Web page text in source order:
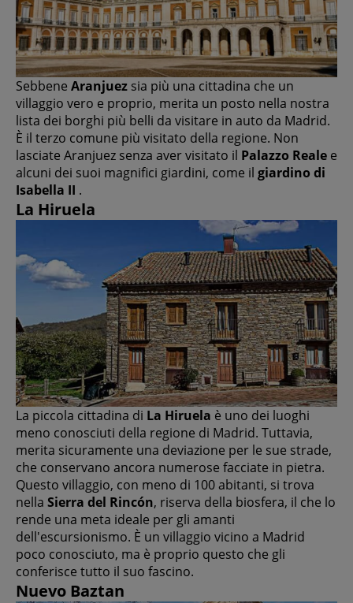
Sebbene Aranjuez sia più una cittadina che un
villaggio vero e proprio, merita un posto nella nostra
lista dei borghi più belli da visitare in auto da Madrid.
È il terzo comune più visitato della regione. Non
lasciate Aranjuez senza aver visitato il Palazzo Reale e
alcuni dei suoi magnifici giardini, come il giardino di
Isabella II .
La Hiruela
La piccola cittadina di La Hiruela è uno dei luoghi
meno conosciuti della regione di Madrid. Tuttavia,
merita sicuramente una deviazione per le sue strade,
che conservano ancora numerose facciate in pietra.
Questo villaggio, con meno di 100 abitanti, si trova
nella Sierra del Rincón, riserva della biosfera, il che lo
rende una meta ideale per gli amanti
dell'escursionismo. È un villaggio vicino a Madrid
poco conosciuto, ma è proprio questo che gli
conferisce tutto il suo fascino.
Nuevo Baztan